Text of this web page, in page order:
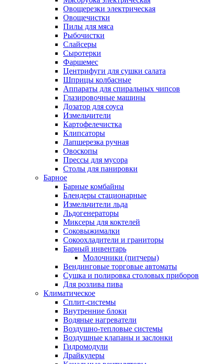
Овощерезки электрическая
Овощечистки
Пилы для мяса
Рыбочистки
Слайсеры
Сыротерки
Фаршемес
Центрифуги для сушки салата
Шприцы колбасные
Аппараты для спиральных чипсов
Глазировочные машины
Дозатор для соуса
Измельчители
Картофелечистка
Клипсаторы
Лапшерезка ручная
Овоскопы
Прессы для мусора
Столы для панировки
Барное
Барные комбайны
Блендеры стационарные
Измельчители льда
Льдогенераторы
Миксеры для коктелей
Соковыжималки
Сокоохладители и граниторы
Барный инвентарь
Молочники (питчеры)
Вендинговые торговые автоматы
Сушка и полировка столовых приборов
Для розлива пива
Климатическое
Сплит-системы
Внутренние блоки
Водяные нагреватели
Воздушно-тепловые системы
Воздушные клапаны и заслонки
Гидромодули
Драйкулеры